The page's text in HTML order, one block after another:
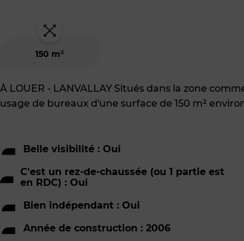
150 m²
À LOUER - LANVALLAY Situés dans la zone
usage de bureaux d'une surface de 150 m²
Belle visibilité : Oui
C'est un rez-de-chaussée (ou 1 partie est
en RDC) : Oui
Bien indépendant : Oui
Année de construction : 2006